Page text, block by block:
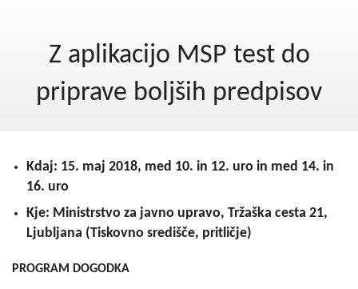
Blog
Z aplikacijo MSP test do
priprave boljših predpisov
Kdaj: 15. maj 2018, med 10. in 12. uro in med 14. in
16. uro
Kje: Ministrstvo za javno upravo, Tržaška cesta 21,
Ljubljana (Tiskovno središče, pritličje)
PROGRAM DOGODKA